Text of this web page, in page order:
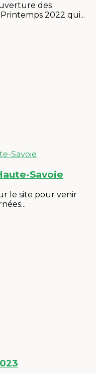
des
2022 qui...
Savoie
le site pour venir